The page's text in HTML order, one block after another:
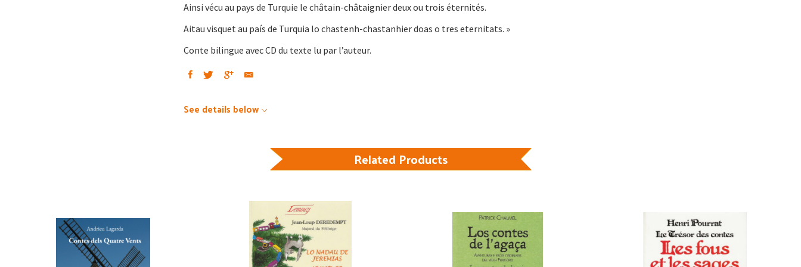
Ainsi vécu au pays de Turquie le châtain-châtaignier deux ou trois éternités.
Aitau visquet au país de Turquia lo chastenh-chastanhier doas o tres eternitats. »
Conte bilingue avec CD du texte lu par l’auteur.
See details below
Related Products